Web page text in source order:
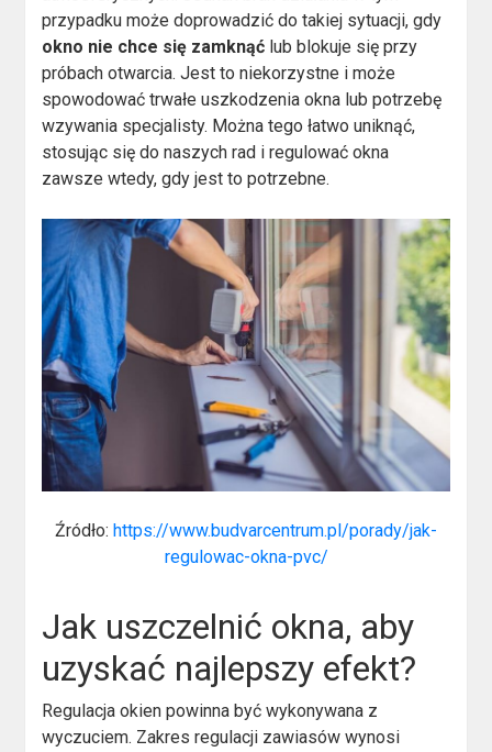
przypadku może doprowadzić do takiej sytuacji, gdy
okno nie chce się zamknąć lub blokuje się przy
próbach otwarcia. Jest to niekorzystne i może
spowodować trwałe uszkodzenia okna lub potrzebę
wzywania specjalisty. Można tego łatwo uniknąć,
stosując się do naszych rad i regulować okna
zawsze wtedy, gdy jest to potrzebne.
Źródło: https://www.budvarcentrum.pl/porady/jak-
regulowac-okna-pvc/
Jak uszczelnić okna, aby
uzyskać najlepszy efekt?
Regulacja okien powinna być wykonywana z
wyczuciem. Zakres regulacji zawiasów wynosi